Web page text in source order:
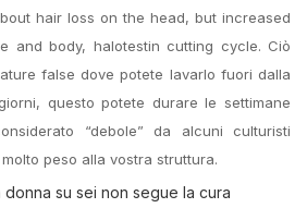
hair loss on the head, but increased
and body, halotestin cutting cycle. Ciò
false dove potete lavarlo fuori dalla
questo potete durare le settimane
“debole” da alcuni culturisti
peso alla vostra struttura.
su sei non segue la cura